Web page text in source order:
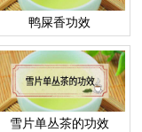
鸭屎香功效
雪片单丛茶的功效